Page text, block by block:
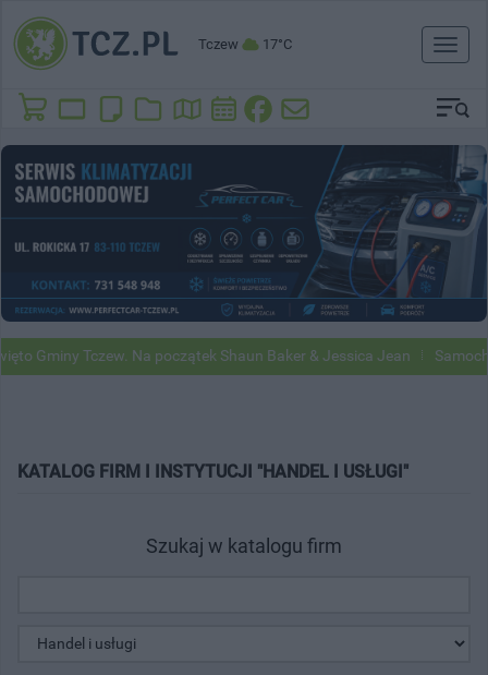
Tczew 17°C
Toggle
Gminy Tczew. Na początek Shaun Baker & Jessica Jean
KATALOG FIRM I INSTYTUCJI "HANDEL I USŁUGI"
Szukaj w katalogu firm